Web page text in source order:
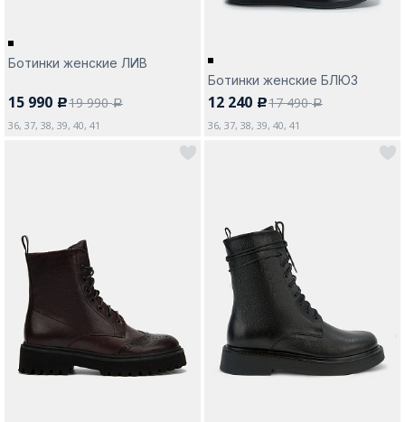
Ботинки женские ЛИВ
15 990 c19 990a
36, 37, 38, 39, 40, 41
Ботинки женские БЛЮЗ
12 240 c17 490a
36, 37, 38, 39, 40, 41